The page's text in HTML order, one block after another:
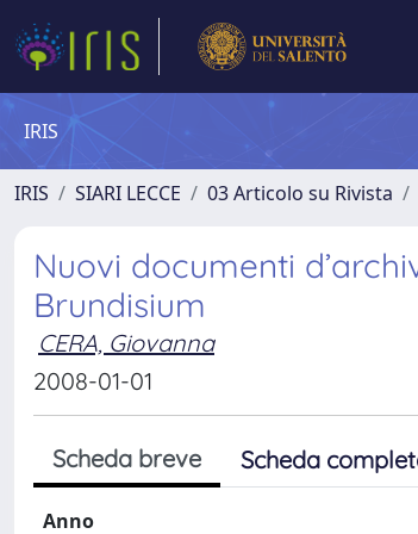
IRIS
IRIS SIARI LECCE 03 Articolo su Rivista
Nuovi documenti
Brundisium
CERA, Giovanna
2008-01-01
Scheda breve Scheda
Anno